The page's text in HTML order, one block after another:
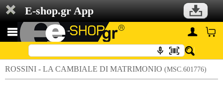
E-shop.gr App
ROSSINI - LA CAMBIALE DI MATRIMONIO (MSC.601776)